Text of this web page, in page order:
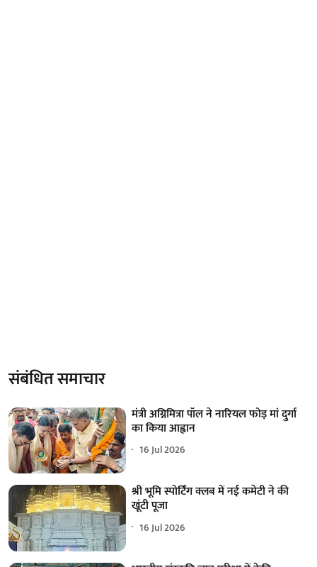
संबंधित समाचार
मंत्री अग्निमित्रा पॉल ने नारियल फोड़ मां दुर्गा
का किया आह्वान
16 Jul 2026
श्री भूमि स्पोर्टिंग क्लब में नई कमेटी ने की
खूंटी पूजा
16 Jul 2026